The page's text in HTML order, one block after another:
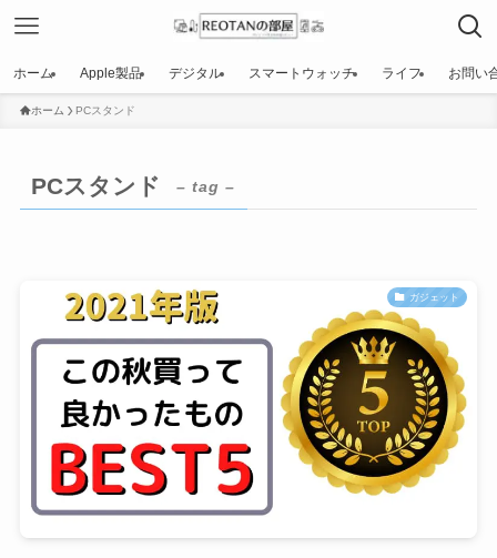
ホーム Apple製品 デジタル スマートウォッチ ライフ お問い
ホーム PCスタンド
PCスタンド – tag –
ガジェット